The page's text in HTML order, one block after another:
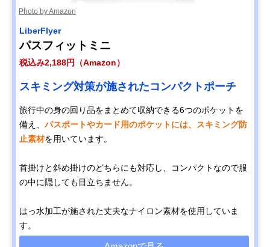
Photo by Amazon
LiberFlyer
パスフィットミニ
税込み2,188円（Amazon）
スキミング対策が施されたコンパクトポーチ
旅行中の身の回り品をまとめて収納できる6つのポケットを
備え、 パスポートやカード用のポケットには、スキミング防
止素材を用いています。
首掛けと斜め掛けのどちらにも対応し、コンパクトなので服
の中に隠しても目立ちません。
はっ水加工が施された丈夫なナイロン素材を使用していま
す。